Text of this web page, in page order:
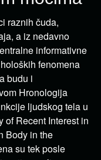
raznih čuda,
a iz nedavno
informativne
fenomena
budu i
Hronologija
ljudskog tela u
Recent Interest in
Body in the
su tek posle